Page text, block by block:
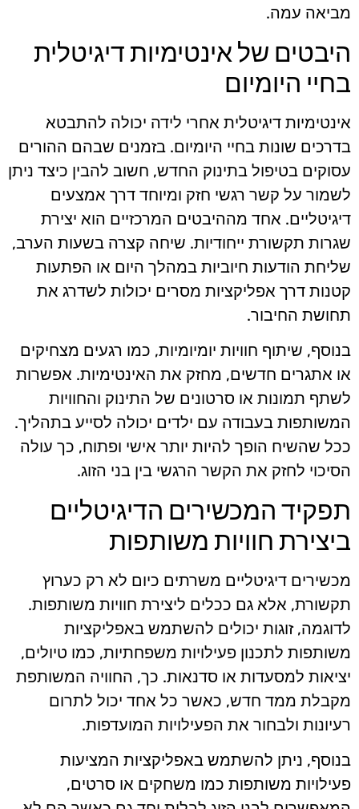
מביאה עמה.
היבטים של אינטימיות דיגיטלית
בחיי היומיום
אינטימיות דיגיטלית אחרי לידה יכולה להתבטא
בדרכים שונות בחיי היומיום. בזמנים שבהם ההורים
עסוקים בטיפול בתינוק החדש, חשוב להבין כיצד ניתן
לשמור על קשר רגשי חזק ומיוחד דרך אמצעים
דיגיטליים. אחד מההיבטים המרכזיים הוא יצירת
שגרות תקשורת ייחודיות. שיחה קצרה בשעות הערב,
שליחת הודעות חיוביות במהלך היום או הפתעות
קטנות דרך אפליקציות מסרים יכולות לשדרג את
תחושת החיבור.
בנוסף, שיתוף חוויות יומיומיות, כמו רגעים מצחיקים
או אתגרים חדשים, מחזק את האינטימיות. אפשרות
לשתף תמונות או סרטונים של התינוק והחוויות
המשותפות בעבודה עם ילדים יכולה לסייע בתהליך.
ככל שהשיח הופך להיות יותר אישי ופתוח, כך עולה
הסיכוי לחזק את הקשר הרגשי בין בני הזוג.
תפקיד המכשירים הדיגיטליים
ביצירת חוויות משותפות
מכשירים דיגיטליים משרתים כיום לא רק כערוץ
תקשורת, אלא גם ככלים ליצירת חוויות משותפות.
לדוגמה, זוגות יכולים להשתמש באפליקציות
משותפות לתכנון פעילויות משפחתיות, כמו טיולים,
יציאות למסעדות או סדנאות. כך, החוויה המשותפת
מקבלת ממד חדש, כאשר כל אחד יכול לתרום
רעיונות ולבחור את הפעילויות המועדפות.
בנוסף, ניתן להשתמש באפליקציות המציעות
פעילויות משותפות כמו משחקים או סרטים,